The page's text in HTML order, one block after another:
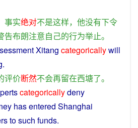
事实绝对不是这样， 他没有下令
告布朗注意自己的行为举止。
Xitang categoricallywill
评价断然不会再留在西塘了。
categoricallydeny
hasentered Shanghai
tosuch funds.